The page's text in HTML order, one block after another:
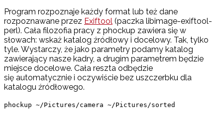
Program rozpoznaje każdy format lub też dane
rozpoznawane przez Exiftool (paczka libimage-exiftool-
perl). Cała filozofia pracy z phockup zawiera się w
słowach: wskaż katalog źródłowy i docelowy. Tak, tylko
tyle. Wystarczy, że jako parametry podamy katalog
zawierający nasze kadry, a drugim parametrem będzie
miejsce docelowe. Cała reszta odbędzie
się automatycznie i oczywiście bez uszczerbku dla
katalogu źródłowego.
phockup ~/Pictures/camera ~/Pictures/sorted